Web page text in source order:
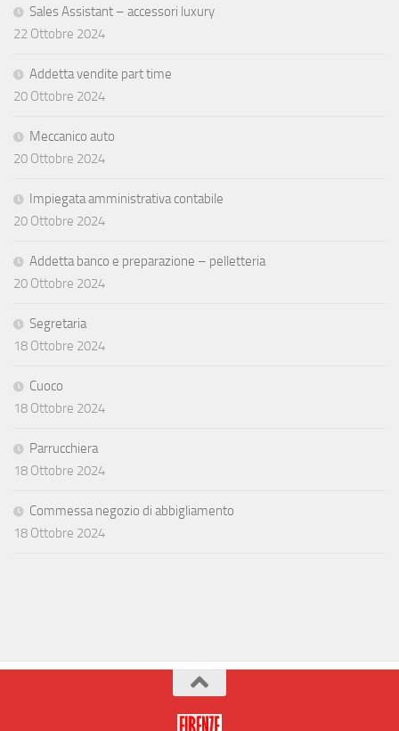
Sales Assistant – accessori luxury
22 Ottobre 2024
Addetta vendite part time
20 Ottobre 2024
Meccanico auto
20 Ottobre 2024
Impiegata amministrativa contabile
20 Ottobre 2024
Addetta banco e preparazione – pelletteria
20 Ottobre 2024
Segretaria
18 Ottobre 2024
Cuoco
18 Ottobre 2024
Parrucchiera
18 Ottobre 2024
Commessa negozio di abbigliamento
18 Ottobre 2024